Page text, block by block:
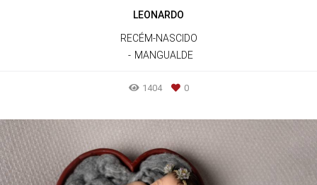
LEONARDO
RECÉM-NASCIDO
MANGUALDE
1404 0